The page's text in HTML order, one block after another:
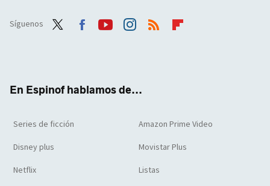
Síguenos
En Espinof hablamos de...
Series de ficción Amazon Prime Video
Disney plus Movistar Plus
Netflix Listas